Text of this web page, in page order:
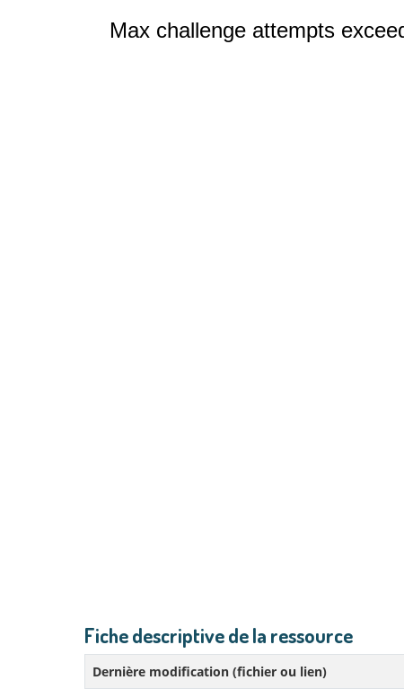
Fiche descriptive de la ressource
Dernière modification (fichier ou lien)